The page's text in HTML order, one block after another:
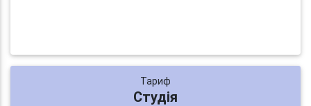
Тариф
Студія